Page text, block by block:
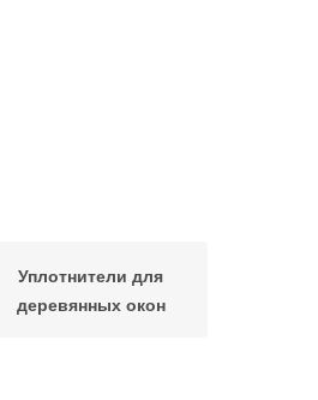
Уплотнители для
деревянных окон